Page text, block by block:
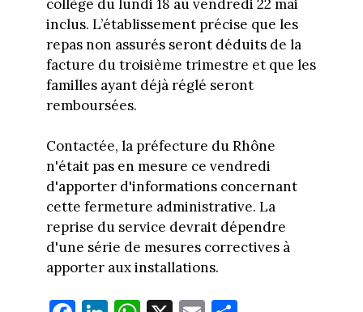
collège du lundi 18 au vendredi 22 mai
inclus. L’établissement précise que les
repas non assurés seront déduits de la
facture du troisième trimestre et que les
familles ayant déjà réglé seront
remboursées.
Contactée, la préfecture du Rhône
n'était pas en mesure ce vendredi
d'apporter d'informations concernant
cette fermeture administrative. La
reprise du service devrait dépendre
d'une série de mesures correctives à
apporter aux installations.